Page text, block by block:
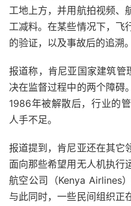
工地上方，并用航拍视频、
工减料。在某些情况下，飞
的验证，以及事故后的追溯。
报道称，肯尼亚国家建筑管
决在监督过程中的两个障碍
1986年被解散后，行业的
人手不足。
报道提到，肯尼亚还在其它
面向那些希望用无人机执行
航空公司（Kenya Airlines
与此同时，一些民间组织正